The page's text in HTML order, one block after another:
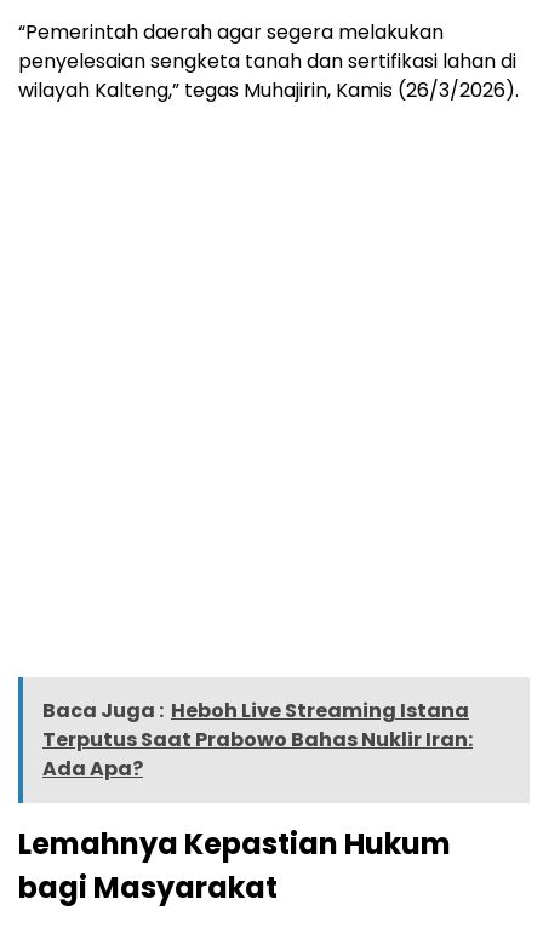
“Pemerintah daerah agar segera melakukan
penyelesaian sengketa tanah dan sertifikasi lahan di
wilayah Kalteng,” tegas Muhajirin, Kamis (26/3/2026).
Baca Juga : Heboh Live Streaming Istana
Terputus Saat Prabowo Bahas Nuklir Iran:
Ada Apa?
Lemahnya Kepastian Hukum
bagi Masyarakat